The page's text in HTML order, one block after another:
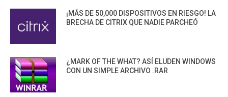
¡MÁS DE 50,000 DISPOSITIVOS EN RIESGO! LA
BRECHA DE CITRIX QUE NADIE PARCHEÓ
¿MARK OF THE WHAT? ASÍ ELUDEN WINDOWS
CON UN SIMPLE ARCHIVO .RAR